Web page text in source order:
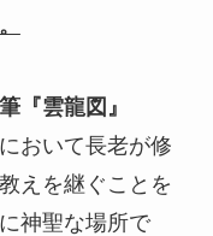
『雲龍図』
おいて長老が修
えを継ぐことを
神聖な場所で